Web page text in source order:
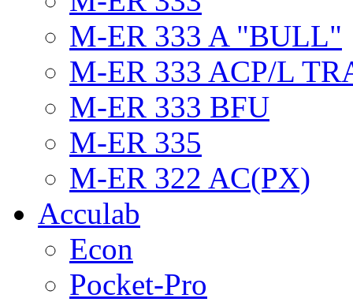
M-ER 333 A "BULL"
M-ER 333 ACP/L
M-ER 333 BFU
M-ER 335
M-ER 322 AC(PX)
Acculab
Econ
Pocket-Pro